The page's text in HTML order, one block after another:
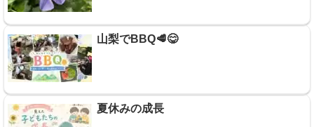
山梨でBBQ🥩😋
夏休みの成長